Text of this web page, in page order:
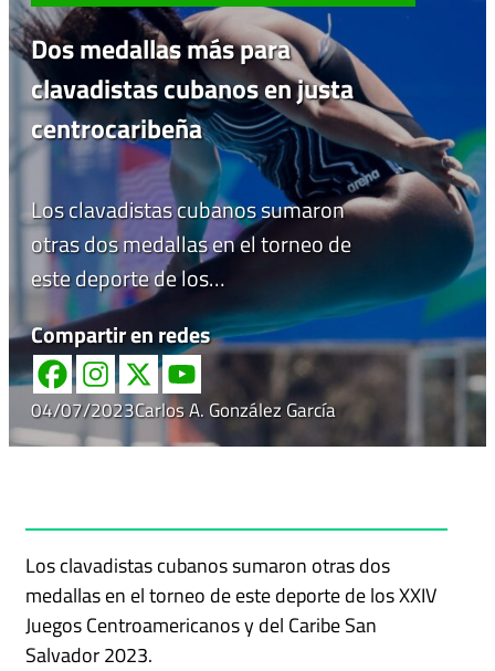
Dos medallas más para
clavadistas cubanos en justa
centrocaribeña
Los clavadistas cubanos sumaron
otras dos medallas en el torneo de
este deporte de los…
Compartir en redes
04/07/2023Carlos A. González García
Los clavadistas cubanos sumaron otras dos
medallas en el torneo de este deporte de los XXIV
Juegos Centroamericanos y del Caribe San
Salvador 2023.